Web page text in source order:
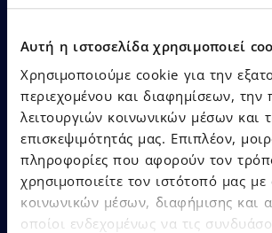
Αυτή η ιστοσελίδα χρησιμοποιεί
Χρησιμοποιούμε cookie για την
περιεχομένου και διαφημίσεων, την
λειτουργιών κοινωνικών μέσων και
επισκεψιμότητάς μας. Επιπλέον,
πληροφορίες που αφορούν τον
χρησιμοποιείτε τον ιστότοπό μας με
κοινωνικών μέσων, διαφήμισης και
οποίοι ενδεχομένως να τις
Δείτε Περισσότερα